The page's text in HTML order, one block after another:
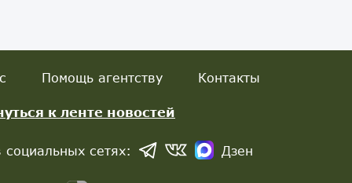
Помощь агентству Контакты
к ленте новостей
сетях: Дзен